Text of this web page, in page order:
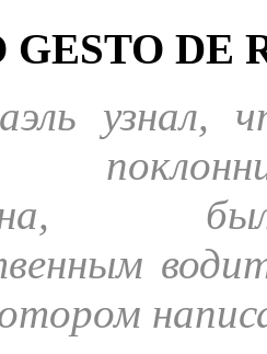
GESTO DE
узнал,